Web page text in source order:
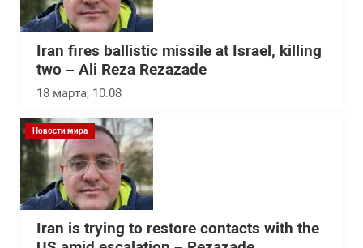
Iran fires ballistic missile at Israel, killing
two – Ali Reza Rezazade
18 марта, 10:08
Новости мира
Iran is trying to restore contacts with the